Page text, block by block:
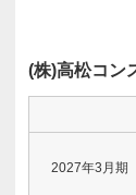
(株)高松コン
2027年3月期